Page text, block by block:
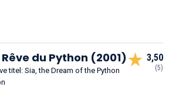
Rêve du Python (2001)
titel: Sia, the Dream of the Python
3,50
(5)